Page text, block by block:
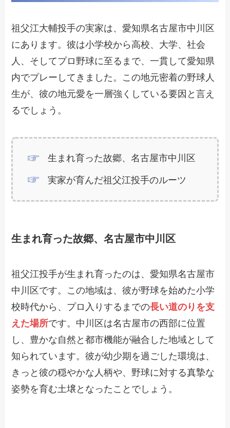
祖父江大輔投手の実家は、愛知県名古屋市中川区
にあります。彼は小学校から高校、大学、社会
人、そしてプロ野球に至るまで、一貫して愛知県
内でプレーしてきました。この地元密着の野球人
生が、彼の地元愛を一層強くしている要因と言え
るでしょう。
生まれ育った故郷、名古屋市中川区
実家が育んだ祖父江投手のルーツ
生まれ育った故郷、名古屋市中川区
祖父江投手が生まれ育ったのは、愛知県名古屋市
中川区です。この地域は、彼が野球を始めた小学
校時代から、プロ入りするまでの長い道のりを支
えた場所です。中川区は名古屋市の西部に位置
し、豊かな自然と都市機能が融合した地域として
知られています。彼が幼少期を過ごした環境は、
きっと彼の穏やかな人柄や、野球に対する真摯な
姿勢を育む土壌となったことでしょう。